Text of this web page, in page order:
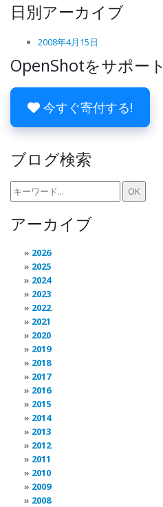
日別アーカイブ
2008年4月15日
OpenShotをサポート
今すぐ寄付する!
ブログ検索
アーカイブ
2026
2025
2024
2023
2022
2021
2020
2019
2018
2017
2016
2015
2014
2013
2012
2011
2010
2009
2008